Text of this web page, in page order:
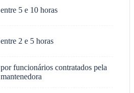
entre 5 e 10 horas
entre 2 e 5 horas
por funcionários contratados pela
mantenedora